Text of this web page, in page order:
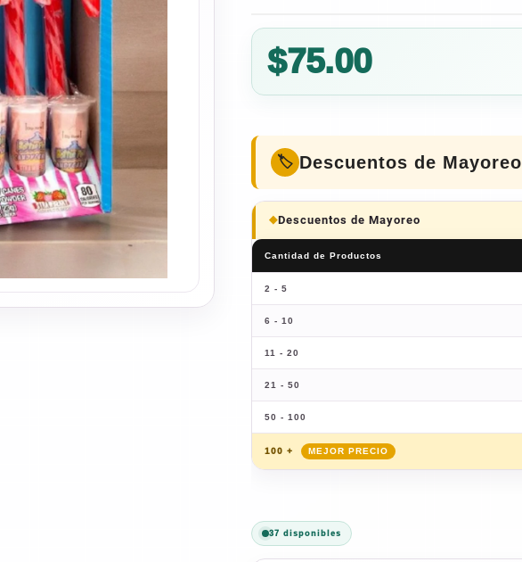
$75.00
Descuentos de Mayoreo
Descuentos de Mayoreo
Cantidad de Productos
2 - 5
6 - 10
11 - 20
21 - 50
50 - 100
100 +
37 disponibles